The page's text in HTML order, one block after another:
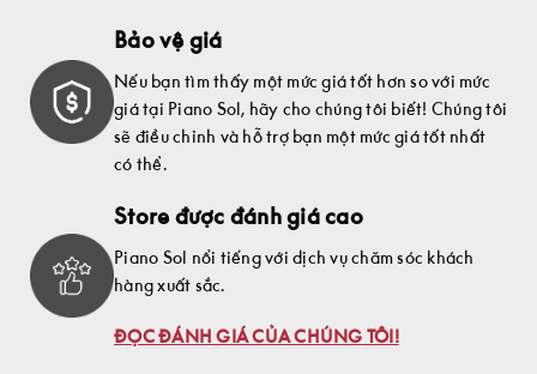
Bảo vệ giá
Nếu bạn tìm thấy một mức giá tốt hơn so với mức
giá tại Piano Sol, hãy cho chúng tôi biết! Chúng tôi
sẽ điều chỉnh và hỗ trợ bạn một mức giá tốt nhất
có thể.
Store được đánh giá cao
Piano Sol nổi tiếng với dịch vụ chăm sóc khách
hàng xuất sắc.
ĐỌC ĐÁNH GIÁ CỦA CHÚNG TÔI!